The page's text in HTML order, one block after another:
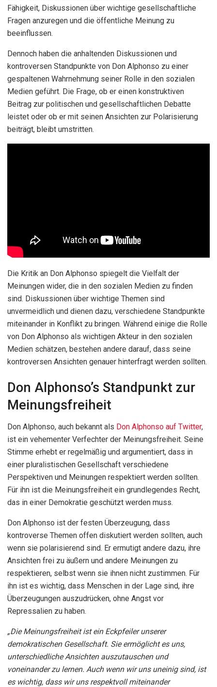
Fähigkeit, Diskussionen über wichtige gesellschaftliche
Fragen anzuregen und die öffentliche Meinung zu
beeinflussen.
Dennoch haben die anhaltenden Diskussionen und
kontroversen Standpunkte von Don Alphonso zu einer
gespaltenen Wahrnehmung seiner Rolle in den sozialen
Medien geführt. Die Frage, ob er einen konstruktiven
Beitrag zur politischen und gesellschaftlichen Debatte
leistet oder ob er mit seinen Ansichten zur Polarisierung
beiträgt, bleibt umstritten.
Die Kritik an Don Alphonso spiegelt die Vielfalt der
Meinungen wider, die in den sozialen Medien zu finden
sind. Diskussionen über wichtige Themen sind
unvermeidlich und dienen dazu, verschiedene Standpunkte
miteinander in Konflikt zu bringen. Während einige die Rolle
von Don Alphonso als wichtigen Akteur in den sozialen
Medien schätzen, bestehen andere darauf, dass seine
kontroversen Ansichten genauer hinterfragt werden sollten.
Don Alphonso’s Standpunkt zur
Meinungsfreiheit
Don Alphonso, auch bekannt als Don Alphonso auf Twitter,
ist ein vehementer Verfechter der Meinungsfreiheit. Seine
Stimme erhebt er regelmäßig und argumentiert, dass in
einer pluralistischen Gesellschaft verschiedene
Perspektiven und Meinungen respektiert werden sollten.
Für ihn ist die Meinungsfreiheit ein grundlegendes Recht,
das in einer Demokratie geschützt werden muss.
Don Alphonso ist der festen Überzeugung, dass
kontroverse Themen offen diskutiert werden sollten, auch
wenn sie polarisierend sind. Er ermutigt andere dazu, ihre
Ansichten frei zu äußern und andere Meinungen zu
respektieren, selbst wenn sie ihnen nicht zustimmen. Für
ihn ist es wichtig, dass Menschen in der Lage sind, ihre
Überzeugungen auszudrücken, ohne Angst vor
Repressalien zu haben.
„Die Meinungsfreiheit ist ein Eckpfeiler unserer
demokratischen Gesellschaft. Sie ermöglicht es uns,
unterschiedliche Ansichten auszutauschen und
voneinander zu lernen. Auch wenn wir uns uneinig sind, ist
es wichtig, dass wir uns respektvoll miteinander